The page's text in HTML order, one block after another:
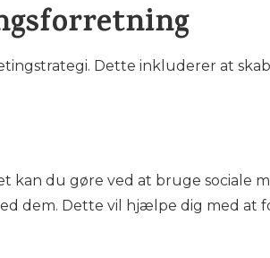
Dette inkluderer at
kan du gøre ved at bruge sociale
dem. Dette vil hjælpe dig med at